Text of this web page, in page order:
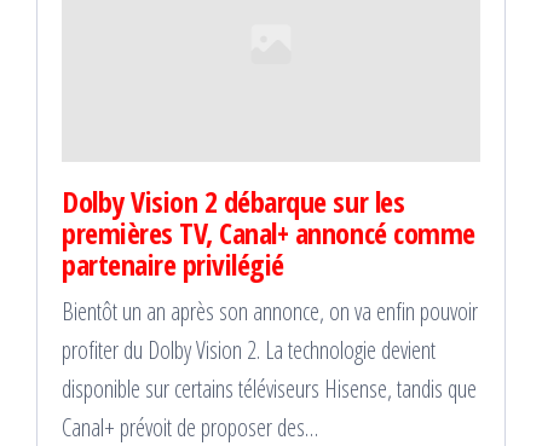
Dolby Vision 2 débarque sur les
premières TV, Canal+ annoncé comme
partenaire privilégié
Bientôt un an après son annonce, on va enfin pouvoir
profiter du Dolby Vision 2. La technologie devient
disponible sur certains téléviseurs Hisense, tandis que
Canal+ prévoit de proposer des…